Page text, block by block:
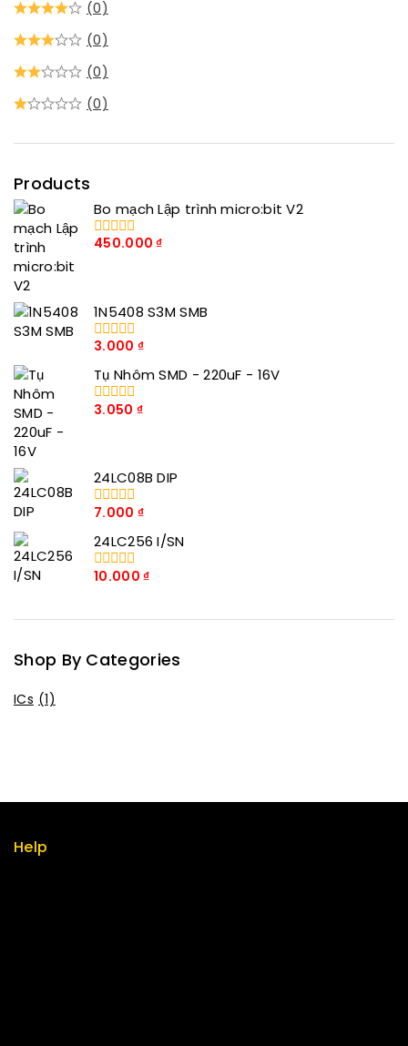
(0)
(0)
(0)
(0)
Products
Bo mạch Lập trình micro:bit V2
0
450.000₫
1N5408 S3M SMB
0
số
5
3.000 ₫
Tụ Nhôm SMD - 220uF - 16V
0
3.050 ₫
24LC08B DIP
0
số
5
7.000 ₫
24LC256 I/SN
0
5
10.000₫
Shop By Categories
ICs (1)
Help